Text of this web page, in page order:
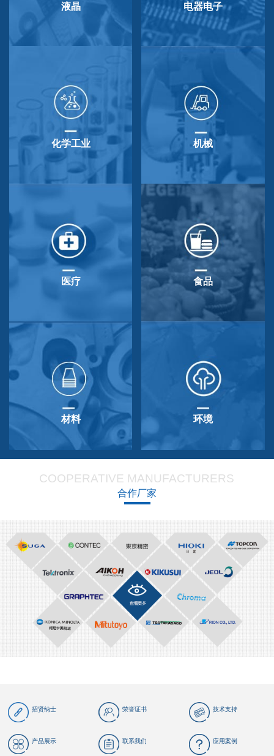
液晶 电器电子
化学工业 机械
医疗 食品
材料 环境
COOPERATIVE MANUFACTURERS
合作厂家
招贤纳士 荣誉证书 技术支持
产品展示 联系我们 应用案例